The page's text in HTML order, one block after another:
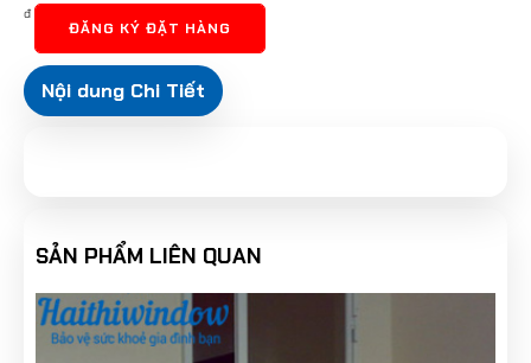
đ
ĐĂNG KÝ ĐẶT HÀNG
Nội dung Chi Tiết
SẢN PHẨM LIÊN QUAN